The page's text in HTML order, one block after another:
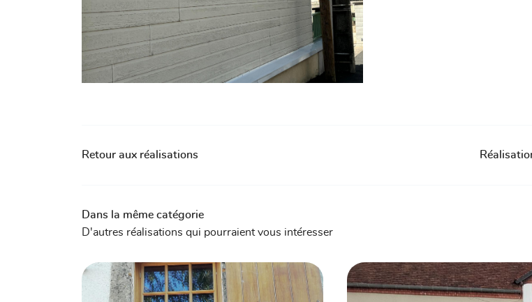
Retour aux réalisations
Dans la même catégorie
D'autres réalisations qui pourraient vous intéresser